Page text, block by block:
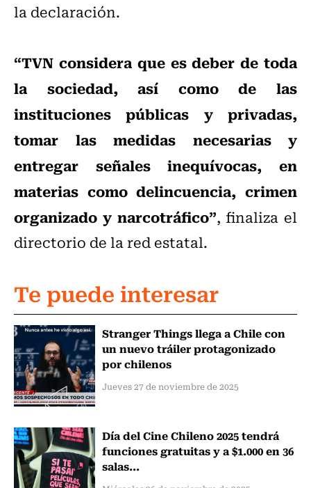
la declaración.
“TVN considera que es deber de toda
la sociedad, así como de las
instituciones públicas y privadas,
tomar las medidas necesarias y
entregar señales inequívocas, en
materias como delincuencia, crimen
organizado y narcotráfico”, finaliza el
directorio de la red estatal.
Te puede interesar
Stranger Things llega a Chile con
un nuevo tráiler protagonizado
por chilenos
Jueves 27 de noviembre de 2025
Día del Cine Chileno 2025 tendrá
funciones gratuitas y a $1.000 en 36
salas...